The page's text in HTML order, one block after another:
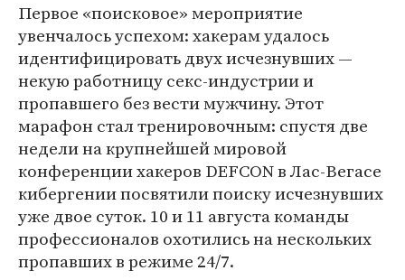
Первое «поисковое» мероприятие
увенчалось успехом: хакерам удалось
идентифицировать двух исчезнувших —
некую работницу секс-индустрии и
пропавшего без вести мужчину. Этот
марафон стал тренировочным: спустя две
недели на крупнейшей мировой
конференции хакеров DEFCON в Лас-Вегасе
кибергении посвятили поиску исчезнувших
уже двое суток. 10 и 11 августа команды
профессионалов охотились на нескольких
пропавших в режиме 24/7.